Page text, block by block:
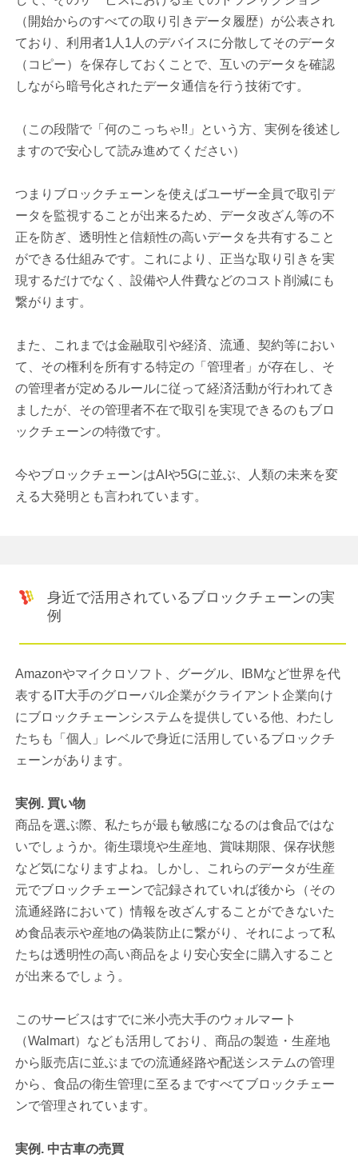
（開始からのすべての取り引きデータ履歴）が公表され
ており、利用者1人1人のデバイスに分散してそのデータ
（コピー）を保存しておくことで、互いのデータを確認
しながら暗号化されたデータ通信を行う技術です。
（この段階で「何のこっちゃ!!」という方、実例を後述し
ますので安心して読み進めてください）
つまりブロックチェーンを使えばユーザー全員で取引デ
ータを監視することが出来るため、データ改ざん等の不
正を防ぎ、透明性と信頼性の高いデータを共有すること
ができる仕組みです。これにより、正当な取り引きを実
現するだけでなく、設備や人件費などのコスト削減にも
繋がります。
また、これまでは金融取引や経済、流通、契約等におい
て、その権利を所有する特定の「管理者」が存在し、そ
の管理者が定めるルールに従って経済活動が行われてき
ましたが、その管理者不在で取引を実現できるのもブロ
ックチェーンの特徴です。
今やブロックチェーンはAIや5Gに並ぶ、人類の未来を変
える大発明とも言われています。
身近で活用されているブロックチェーンの実
例
Amazonやマイクロソフト、グーグル、IBMなど世界を代
表するIT大手のグローバル企業がクライアント企業向け
にブロックチェーンシステムを提供している他、わたし
たちも「個人」レベルで身近に活用しているブロックチ
ェーンがあります。
実例. 買い物
商品を選ぶ際、私たちが最も敏感になるのは食品ではな
いでしょうか。衛生環境や生産地、賞味期限、保存状態
など気になりますよね。しかし、これらのデータが生産
元でブロックチェーンで記録されていれば後から（その
流通経路において）情報を改ざんすることができないた
め食品表示や産地の偽装防止に繋がり、それによって私
たちは透明性の高い商品をより安心安全に購入すること
が出来るでしょう。
このサービスはすでに米小売大手のウォルマート
（Walmart）なども活用しており、商品の製造・生産地
から販売店に並ぶまでの流通経路や配送システムの管理
から、食品の衛生管理に至るまですべてブロックチェー
ンで管理されています。
実例. 中古車の売買